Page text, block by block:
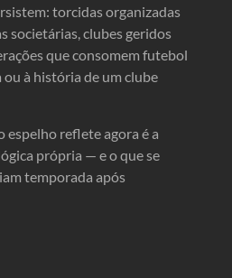
torcidas organizadas
societárias, clubes geridos
que consomem futebol
à história de um clube
espelho reflete agora é a
própria — e o que se
temporada após